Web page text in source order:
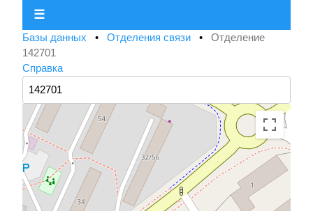
☰
Базы данных • Отделения связи • Отделение
142701
Справка